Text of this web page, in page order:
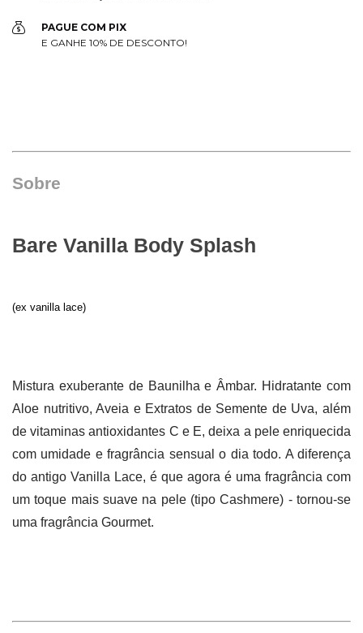
PAGUE COM PIX
E GANHE 10% DE DESCONTO!
Sobre
Bare Vanilla Body Splash
(ex vanilla lace)
Mistura exuberante de Baunilha e Âmbar. Hidratante com
Aloe nutritivo, Aveia e Extratos de Semente de Uva, além
de vitaminas antioxidantes C e E, deixa a pele enriquecida
com umidade e fragrância sensual o dia todo. A diferença
do antigo Vanilla Lace, é que agora é uma fragrância com
um toque mais suave na pele (tipo Cashmere) - tornou-se
uma fragrância Gourmet.